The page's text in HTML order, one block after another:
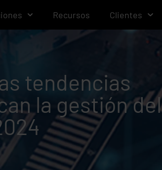
Recursos Clientes
tendencias
la gestión del